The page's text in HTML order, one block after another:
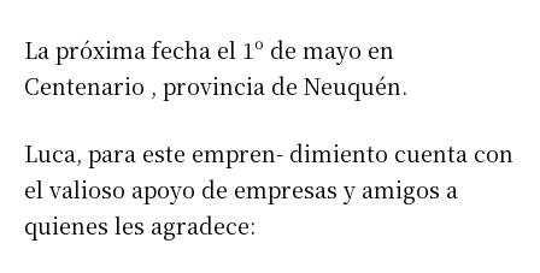
La próxima fecha el 1º de mayo en
Centenario , provincia de Neuquén.
Luca, para este empren- dimiento cuenta con
el valioso apoyo de empresas y amigos a
quienes les agradece: